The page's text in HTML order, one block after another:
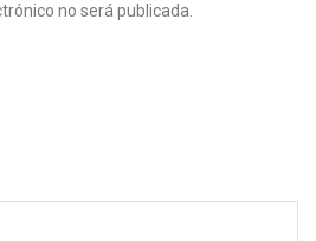
no será publicada.